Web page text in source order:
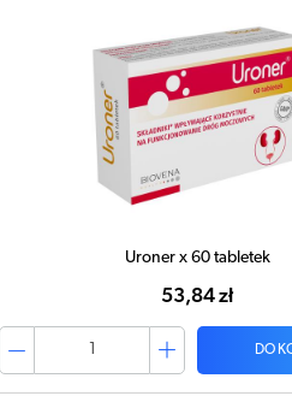
Uroner x 60 tabletek
53,84 zł
DO